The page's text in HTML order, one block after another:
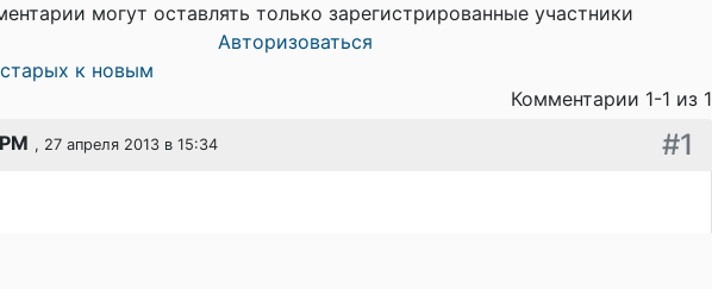
могут оставлять только зарегистрированные участники
Авторизоваться
к новым
Комментарии 1-1 из 1
, 27 апреля 2013 в 15:34 #1